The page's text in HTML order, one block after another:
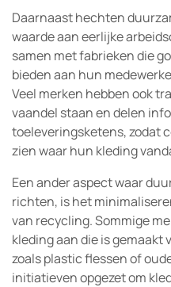
Daarnaast hechten
waarde aan eerlijke
samen met fabrieken die
bieden aan hun
Veel merken hebben ook
vaandel staan en delen
toeleveringsketens, zodat
zien waar hun kleding
Een ander aspect waar
richten, is het
van recycling. Sommige
kleding aan die is
zoals plastic flessen of
initiatieven opgezet om